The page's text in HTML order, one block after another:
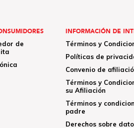
de
INFORMACIÓN DE
Términos y
Políticas de
Convenio de
Términos y
su Afiliación
Términos y
padre
Derechos sobre